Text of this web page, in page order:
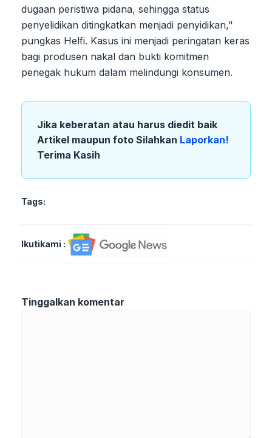
dugaan peristiwa pidana, sehingga status
penyelidikan ditingkatkan menjadi penyidikan,"
pungkas Helfi. Kasus ini menjadi peringatan keras
bagi produsen nakal dan bukti komitmen
penegak hukum dalam melindungi konsumen.
Jika keberatan atau harus diedit baik
Artikel maupun foto Silahkan Laporkan!
Terima Kasih
Tags:
Ikutikami :
Tinggalkan komentar